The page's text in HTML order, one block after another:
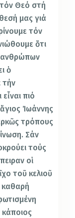
Θεό στή
μας γιά
τόν
ὅτι
ὁ
πιό
Ἰωάννης
τρόπους
Σάν
τούς
οἱ
τοῦ κελιοῦ
καθαρή
κάποιος